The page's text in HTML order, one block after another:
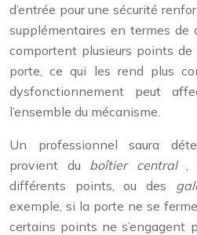
d’entrée pour une sécurité
supplémentaires en termes de
comportent plusieurs points
porte, ce qui les rend plus
dysfonctionnement peut
l’ensemble du mécanisme.
Un professionnel saura
provient du boîtier central
différents points, ou des
exemple, si la porte ne se
certains points ne s’engagent